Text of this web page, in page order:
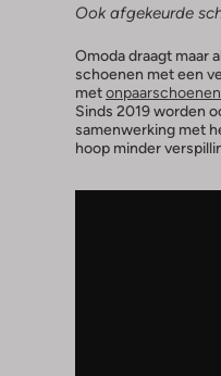
Ook afgekeurde
Omoda draagt maar
schoenen met een
met
Sinds 2019 worden
samenwerking met
hoop minder